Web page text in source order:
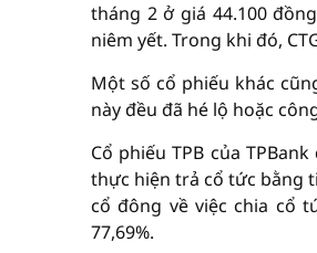
tháng 2 ở giá 44.100
niêm yết. Trong khi đó,
Một số cổ phiếu khác
này đều đã hé lộ hoặc
Cổ phiếu TPB của
thực hiện trả cổ tức bằng
cổ đông về việc chia cổ
77,69%.